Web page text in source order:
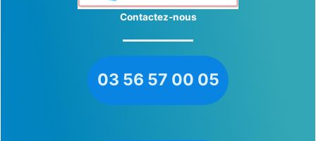
Contactez-nous
03 56 57 00 05